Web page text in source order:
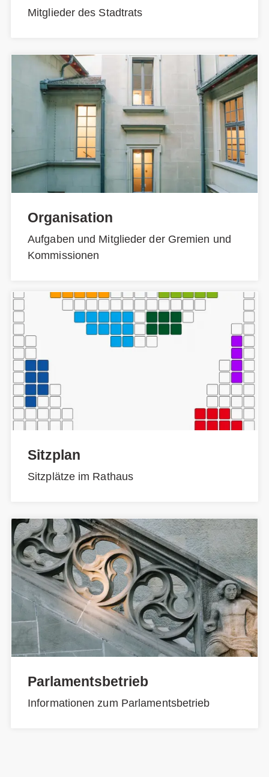
Mitglieder des Stadtrats
Organisation
Aufgaben und Mitglieder der Gremien und
Kommissionen
Sitzplan
Sitzplätze im Rathaus
Parlamentsbetrieb
Informationen zum Parlamentsbetrieb